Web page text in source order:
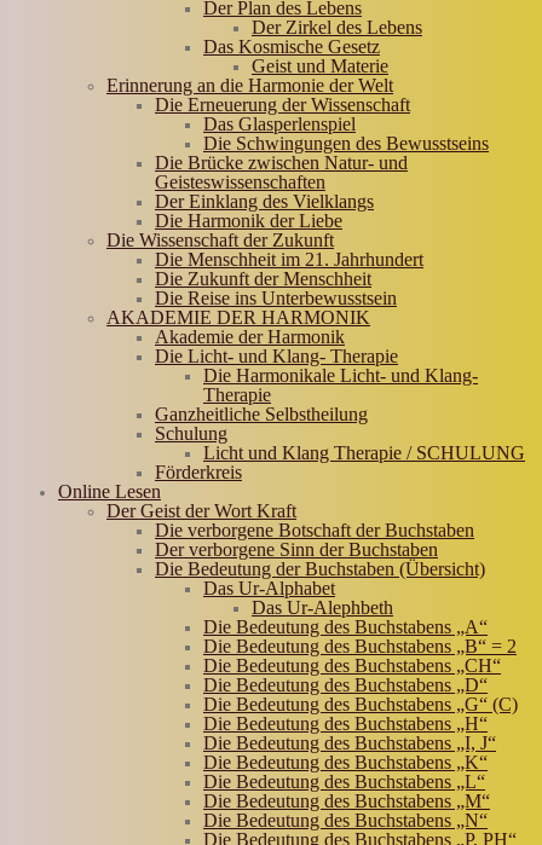
Der Plan des Lebens
Der Zirkel des Lebens
Das Kosmische Gesetz
Geist und Materie
Erinnerung an die Harmonie der Welt
Die Erneuerung der Wissenschaft
Das Glasperlenspiel
Die Schwingungen des Bewusstseins
Die Brücke zwischen Natur- und
Geisteswissenschaften
Der Einklang des Vielklangs
Die Harmonik der Liebe
Die Wissenschaft der Zukunft
Die Menschheit im 21. Jahrhundert
Die Zukunft der Menschheit
Die Reise ins Unterbewusstsein
AKADEMIE DER HARMONIK
Akademie der Harmonik
Die Licht- und Klang- Therapie
Die Harmonikale Licht- und Klang-
Therapie
Ganzheitliche Selbstheilung
Schulung
Licht und Klang Therapie / SCHULUNG
Förderkreis
Online Lesen
Der Geist der Wort Kraft
Die verborgene Botschaft der Buchstaben
Der verborgene Sinn der Buchstaben
Die Bedeutung der Buchstaben (Übersicht)
Das Ur-Alphabet
Das Ur-Alephbeth
Die Bedeutung des Buchstabens „A“
Die Bedeutung des Buchstabens „B“ = 2
Die Bedeutung des Buchstabens „CH“
Die Bedeutung des Buchstabens „D“
Die Bedeutung des Buchstabens „G“ (C)
Die Bedeutung des Buchstabens „H“
Die Bedeutung des Buchstabens „I, J“
Die Bedeutung des Buchstabens „K“
Die Bedeutung des Buchstabens „L“
Die Bedeutung des Buchstabens „M“
Die Bedeutung des Buchstabens „N“
Die Bedeutung des Buchstabens „P, PH“